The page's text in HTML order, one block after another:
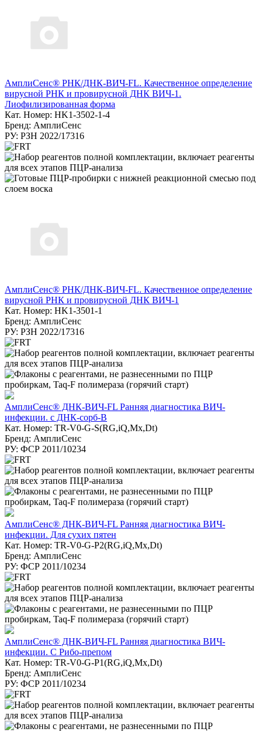
АмплиСенс® РНК/ДНК-ВИЧ-FL. Качественное определение
вирусной РНК и провирусной ДНК ВИЧ-1.
Лиофилизированная форма
Кат. Номер: HK1-3502-1-4
Бренд: АмплиСенс
РУ: РЗН 2022/17316
АмплиСенс® РНК/ДНК-ВИЧ-FL. Качественное определение
вирусной РНК и провирусной ДНК ВИЧ-1
Кат. Номер: HK1-3501-1
Бренд: АмплиСенс
РУ: РЗН 2022/17316
АмплиСенс® ДНК-ВИЧ-FL Ранняя диагностика ВИЧ-
инфекции. с ДНК-сорб-В
Кат. Номер: TR-V0-G-S(RG,iQ,Mx,Dt)
Бренд: АмплиСенс
РУ: ФСР 2011/10234
АмплиСенс® ДНК-ВИЧ-FL Ранняя диагностика ВИЧ-
инфекции. Для сухих пятен
Кат. Номер: TR-V0-G-P2(RG,iQ,Mx,Dt)
Бренд: АмплиСенс
РУ: ФСР 2011/10234
АмплиСенс® ДНК-ВИЧ-FL Ранняя диагностика ВИЧ-
инфекции. С Рибо-препом
Кат. Номер: TR-V0-G-P1(RG,iQ,Mx,Dt)
Бренд: АмплиСенс
РУ: ФСР 2011/10234